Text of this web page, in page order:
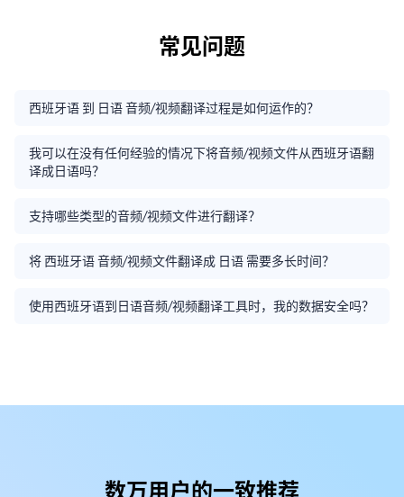
常见问题
西班牙语 到 日语 音频/视频翻译过程是如何运作的？
我可以在没有任何经验的情况下将音频/视频文件从西班牙语翻
译成日语吗？
支持哪些类型的音频/视频文件进行翻译？
将 西班牙语 音频/视频文件翻译成 日语 需要多长时间？
使用西班牙语到日语音频/视频翻译工具时，我的数据安全吗？
数万用户的一致推荐